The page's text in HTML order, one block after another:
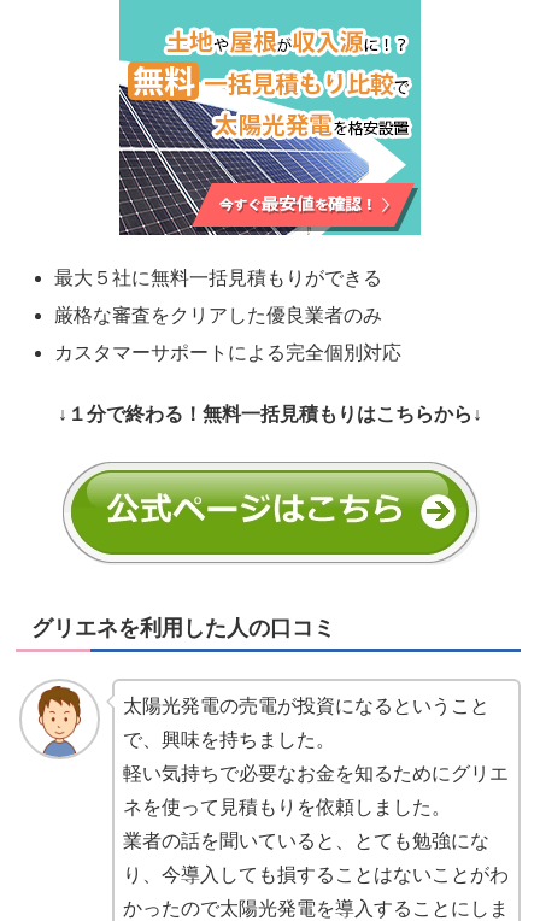
最大５社に無料一括見積もりができる
厳格な審査をクリアした優良業者のみ
カスタマーサポートによる完全個別対応
↓１分で終わる！無料一括見積もりはこちらから↓
グリエネを利用した人の口コミ
太陽光発電の売電が投資になるということ
で、興味を持ちました。
軽い気持ちで必要なお金を知るためにグリエ
ネを使って見積もりを依頼しました。
業者の話を聞いていると、とても勉強にな
り、今導入しても損することはないことがわ
かったので太陽光発電を導入することにしま